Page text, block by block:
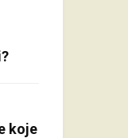
koje